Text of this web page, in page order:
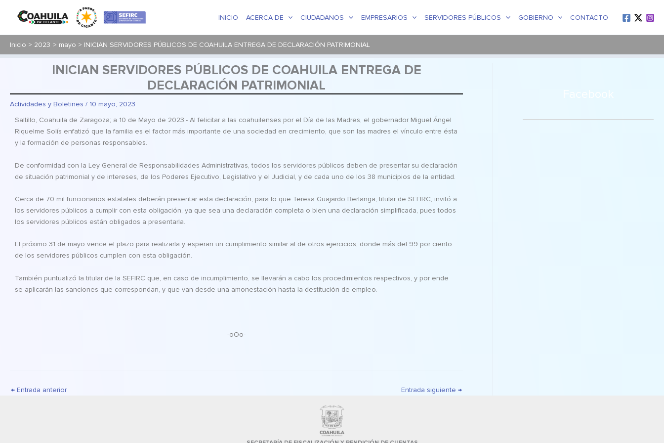
INICIO ACERCA DE CIUDADANOS EMPRESARIOS SERVIDORES PÚBLICOS GOBIERNO CONTACTO
Inicio 2023 mayo INICIAN SERVIDORES PÚBLICOS DE COAHUILA ENTREGA DE DECLARACIÓN PATRIMONIAL
INICIAN SERVIDORES PÚBLICOS DE COAHUILA ENTREGA DE
DECLARACIÓN PATRIMONIAL
Actividades y Boletines / 10 mayo, 2023
Saltillo, Coahuila de Zaragoza; a 10 de Mayo de 2023.- Al felicitar a las coahuilenses por el Día de las Madres, el gobernador Miguel Ángel
Riquelme Solís enfatizó que la familia es el factor más importante de una sociedad en crecimiento, que son las madres el vínculo entre ésta
y la formación de personas responsables.
De conformidad con la Ley General de Responsabilidades Administrativas, todos los servidores públicos deben de presentar su declaración
de situación patrimonial y de intereses, de los Poderes Ejecutivo, Legislativo y el Judicial, y de cada uno de los 38 municipios de la entidad.
Cerca de 70 mil funcionarios estatales deberán presentar esta declaración, para lo que Teresa Guajardo Berlanga, titular de SEFIRC, invitó a
los servidores públicos a cumplir con esta obligación, ya que sea una declaración completa o bien una declaración simplificada, pues todos
los servidores públicos están obligados a presentarla.
El próximo 31 de mayo vence el plazo para realizarla y esperan un cumplimiento similar al de otros ejercicios, donde más del 99 por ciento
de los servidores públicos cumplen con esta obligación.
También puntualizó la titular de la SEFIRC que, en caso de incumplimiento, se llevarán a cabo los procedimientos respectivos, y por ende
se aplicarán las sanciones que correspondan, y que van desde una amonestación hasta la destitución de empleo.
-oOo-
← Entrada anterior Entrada siguiente →